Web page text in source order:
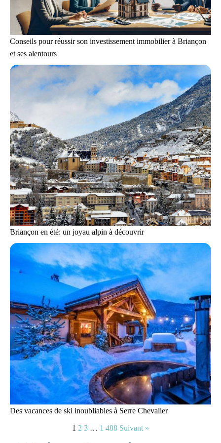
Conseils pour réussir son investissement immobilier à Briançon
et ses alentours
Briançon en été: un joyau alpin à découvrir
Des vacances de ski inoubliables à Serre Chevalier
1 2 3 … 1 488 Suivant »